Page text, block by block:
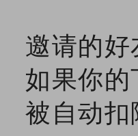
邀请的
如果你
被自动扣